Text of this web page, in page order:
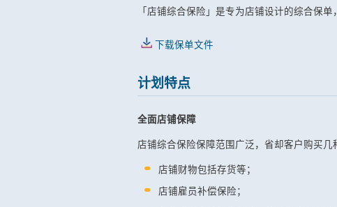
「店铺综合保险」是专为店铺设计的综合保
下载保单文件
计划特点
全面店铺保障
店铺综合保险保障范围广泛，省却客户购买几
店铺财物包括存货等；
店铺雇员补偿保险；